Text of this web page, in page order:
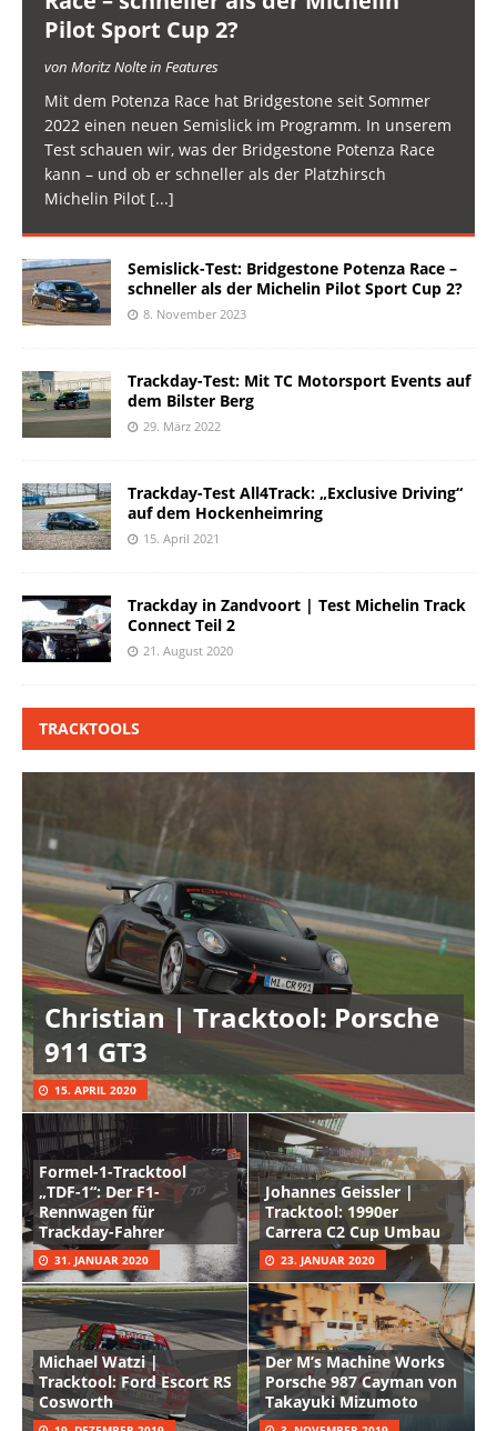
Pilot Sport Cup 2?
von Moritz Nolte in Features
Mit dem Potenza Race hat Bridgestone seit Sommer
2022 einen neuen Semislick im Programm. In unserem
Test schauen wir, was der Bridgestone Potenza Race
kann – und ob er schneller als der Platzhirsch
Michelin Pilot [...]
Semislick-Test: Bridgestone Potenza Race –
schneller als der Michelin Pilot Sport Cup 2?
8. November 2023
Trackday-Test: Mit TC Motorsport Events auf
dem Bilster Berg
29. März 2022
Trackday-Test All4Track: „Exclusive Driving“
auf dem Hockenheimring
15. April 2021
Trackday in Zandvoort | Test Michelin Track
Connect Teil 2
21. August 2020
TRACKTOOLS
Christian | Tracktool: Porsche
911 GT3
15. APRIL 2020
Formel-1-Tracktool
„TDF-1“: Der F1-
Rennwagen für
Trackday-Fahrer
31. JANUAR 2020
Johannes Geissler |
Tracktool: 1990er
Carrera C2 Cup Umbau
23. JANUAR 2020
Michael Watzi |
Tracktool: Ford Escort RS
Cosworth
Der M’s Machine Works
Porsche 987 Cayman von
Takayuki Mizumoto